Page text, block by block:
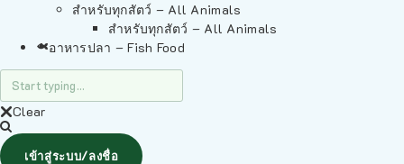
สำหรับทุกสัตว์ – All Animals
สำหรับทุกสัตว์ – All Animals
อาหารปลา – Fish Food
Clear
เข้าสู่ระบบ/ลงชื่อ